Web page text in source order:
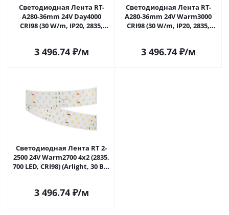
Светодиодная Лента RT-
A280-36mm 24V Day4000
CRI98 (30 W/m, IP20, 2835,
3 496.74₽/м
Светодиодная Лента RT-
A280-36mm 24V Warm3000
CRI98 (30 W/m, IP20, 2835,
3 496.74₽/м
Светодиодная Лента RT 2-
2500 24V Warm2700 4x2 (2835,
700 LED, CRI98) (Arlight, 30 Вт/
3 496.74₽/м